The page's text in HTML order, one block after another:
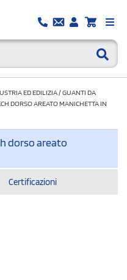
ED EDILIZIA/GUANTI DA
DORSO AREATO MANICHETTA IN
dorso areato
Certificazioni